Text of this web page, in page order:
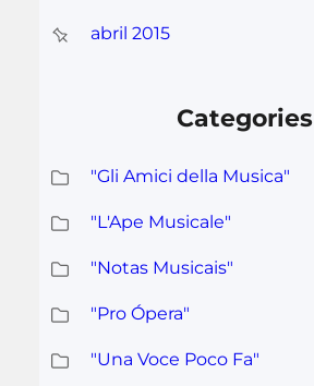
abril 2015
Categories
"Gli Amici della Musica"
"L'Ape Musicale"
"Notas Musicais"
"Pro Ópera"
"Una Voce Poco Fa"